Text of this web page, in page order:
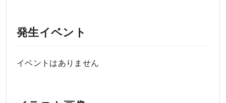
発生イベント
イベントはありません